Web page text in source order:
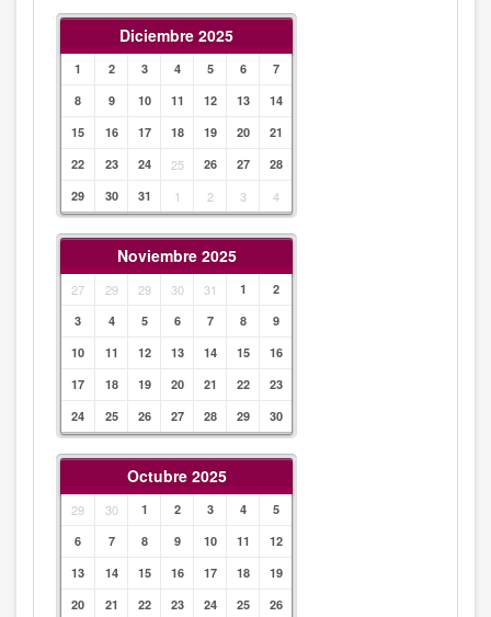
Diciembre 2025
1 2 3 4 5 6
7
8
9 10 11 12 13
14
15
16 17 18 19 20
21
22
23 24 25 26 27
28
29
30 31 1 2 3 4
Noviembre 2025
27 29 29 30 31 1
2
3
4 5 6 7 8
9
10
11 12 13 14 15
16
17
18 19 20 21 22
23
24
25 26 27 28 29 30
Octubre 2025
29 30 1 2 3 4
5
6
7 8 9 10 11
12
13
14 15 16 17 18
19
20
21 22 23 24 25
26